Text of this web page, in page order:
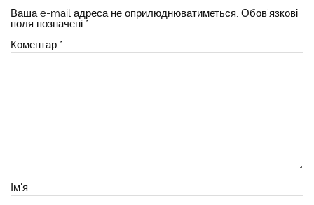
Ваша e-mail адреса не оприлюднюватиметься. Обов’язкові
поля позначені *
Коментар *
Ім'я